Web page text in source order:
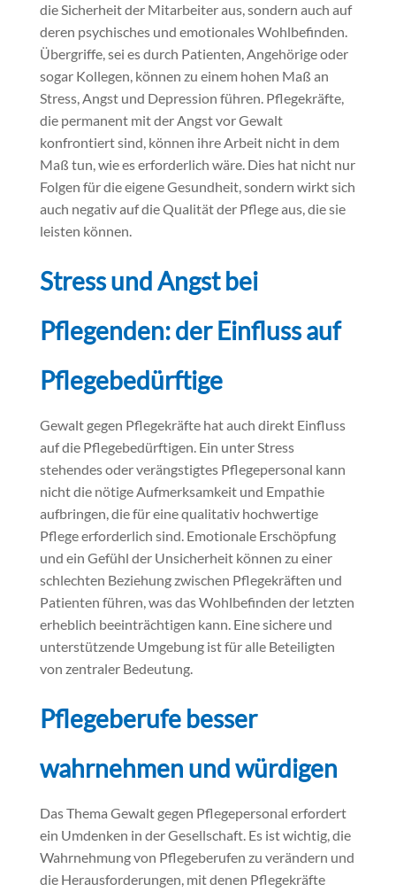
die Sicherheit der Mitarbeiter aus, sondern auch auf
deren psychisches und emotionales Wohlbefinden.
Übergriffe, sei es durch Patienten, Angehörige oder
sogar Kollegen, können zu einem hohen Maß an
Stress, Angst und Depression führen. Pflegekräfte,
die permanent mit der Angst vor Gewalt
konfrontiert sind, können ihre Arbeit nicht in dem
Maß tun, wie es erforderlich wäre. Dies hat nicht nur
Folgen für die eigene Gesundheit, sondern wirkt sich
auch negativ auf die Qualität der Pflege aus, die sie
leisten können.
Stress und Angst bei
Pflegenden: der Einfluss auf
Pflegebedürftige
Gewalt gegen Pflegekräfte hat auch direkt Einfluss
auf die Pflegebedürftigen. Ein unter Stress
stehendes oder verängstigtes Pflegepersonal kann
nicht die nötige Aufmerksamkeit und Empathie
aufbringen, die für eine qualitativ hochwertige
Pflege erforderlich sind. Emotionale Erschöpfung
und ein Gefühl der Unsicherheit können zu einer
schlechten Beziehung zwischen Pflegekräften und
Patienten führen, was das Wohlbefinden der letzten
erheblich beeinträchtigen kann. Eine sichere und
unterstützende Umgebung ist für alle Beteiligten
von zentraler Bedeutung.
Pflegeberufe besser
wahrnehmen und würdigen
Das Thema Gewalt gegen Pflegepersonal erfordert
ein Umdenken in der Gesellschaft. Es ist wichtig, die
Wahrnehmung von Pflegeberufen zu verändern und
die Herausforderungen, mit denen Pflegekräfte